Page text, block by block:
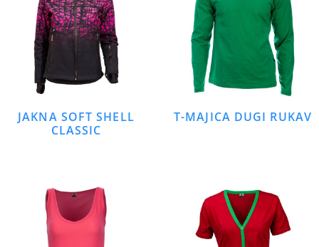
JAKNA SOFT SHELL
CLASSIC
T-MAJICA DUGI RUKAV